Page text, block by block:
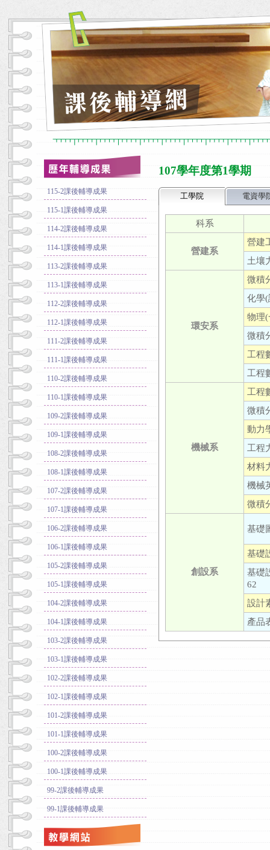
115-2課後輔導成果
115-1課後輔導成果
114-2課後輔導成果
114-1課後輔導成果
113-2課後輔導成果
113-1課後輔導成果
112-2課後輔導成果
112-1課後輔導成果
111-2課後輔導成果
111-1課後輔導成果
110-2課後輔導成果
110-1課後輔導成果
109-2課後輔導成果
109-1課後輔導成果
108-2課後輔導成果
108-1課後輔導成果
107-2課後輔導成果
107-1課後輔導成果
106-2課後輔導成果
106-1課後輔導成果
105-2課後輔導成果
105-1課後輔導成果
104-2課後輔導成果
104-1課後輔導成果
103-2課後輔導成果
103-1課後輔導成果
102-2課後輔導成果
102-1課後輔導成果
101-2課後輔導成果
101-1課後輔導成果
100-2課後輔導成果
100-1課後輔導成果
99-2課後輔導成果
99-1課後輔導成果
107學年度第1學期
工學院 電資學
科系
營建系
營建
土壤
環安系
微積
化學(
物理(
微積
工程
工程
機械系
工程
微積
動力
工程
材料
機械
微積
創設系
基礎
基礎
基礎
62
設計
產品